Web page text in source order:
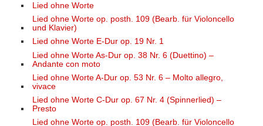
Lied ohne Worte
Lied ohne Worte op. posth. 109 (Bearb. für Violoncello
und Klavier)
Lied ohne Worte E-Dur op. 19 Nr. 1
Lied ohne Worte As-Dur op. 38 Nr. 6 (Duettino) –
Andante con moto
Lied ohne Worte A-Dur op. 53 Nr. 6 – Molto allegro,
vivace
Lied ohne Worte C-Dur op. 67 Nr. 4 (Spinnerlied) –
Presto
Lied ohne Worte op. posth. 109 (Bearb. für Violoncello